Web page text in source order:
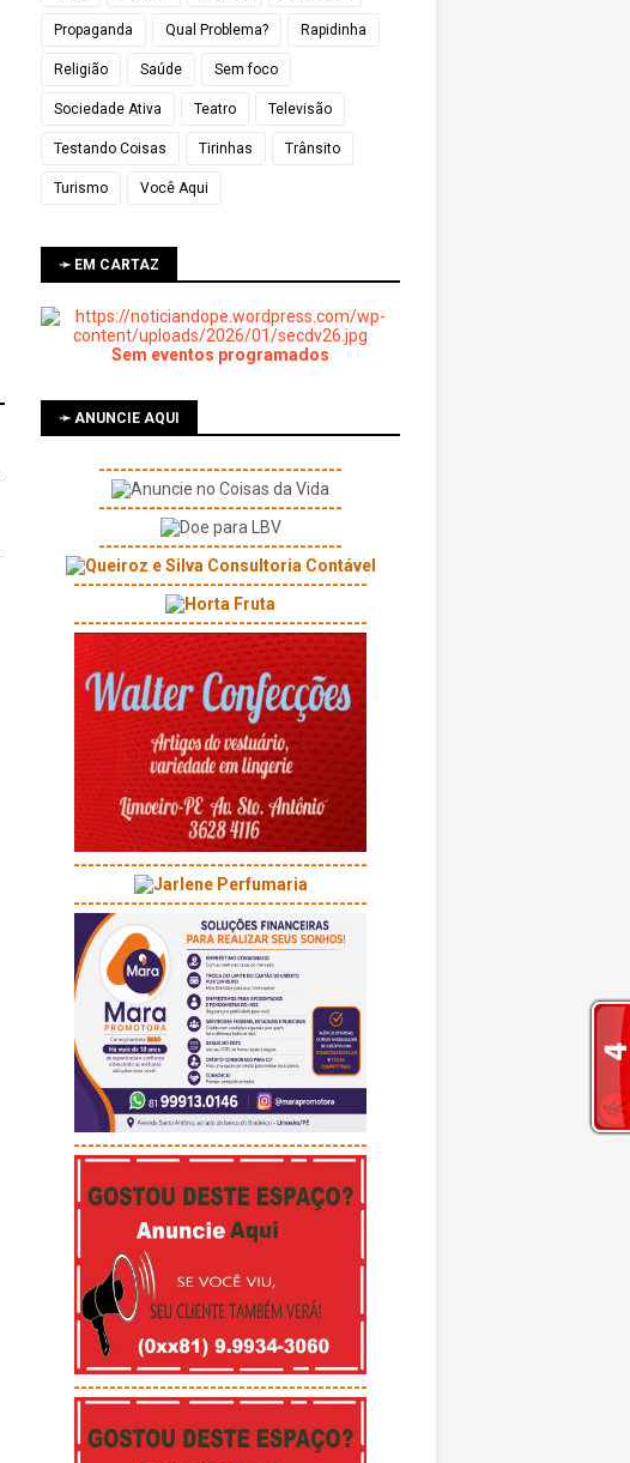
Propaganda Qual Problema? Rapidinha
Religião Saúde Sem foco
Sociedade Ativa Teatro Televisão
Testando Coisas Tirinhas Trânsito
Turismo Você Aqui
➛ EM CARTAZ
Sem eventos programados
➛ ANUNCIE AQUI
----------------------------------
----------------------------------
----------------------------------
-----------------------------------------
-----------------------------------------
-----------------------------------------
-----------------------------------------
-----------------------------------------
-----------------------------------------